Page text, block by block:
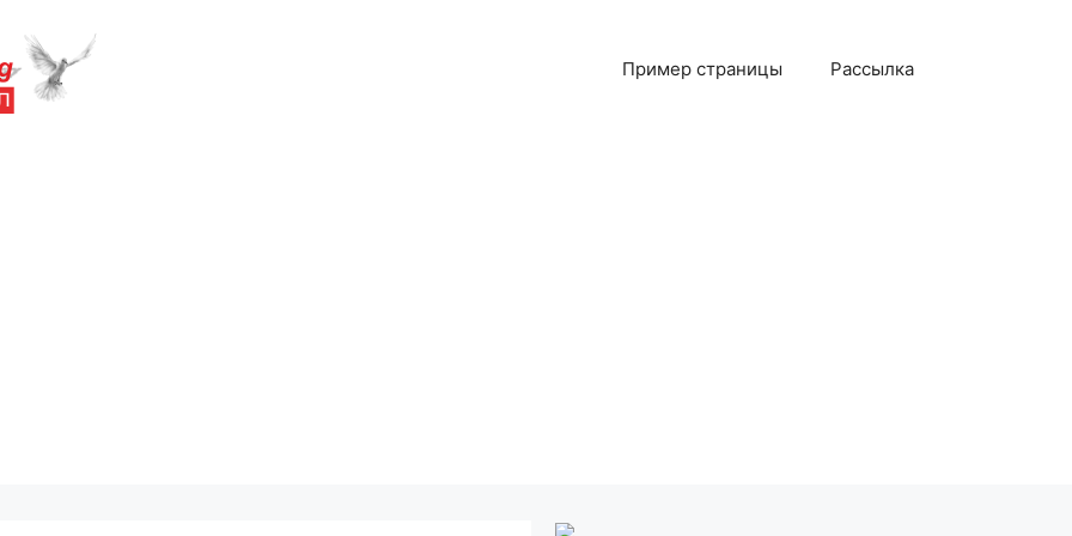
Пример страницы Рассылка